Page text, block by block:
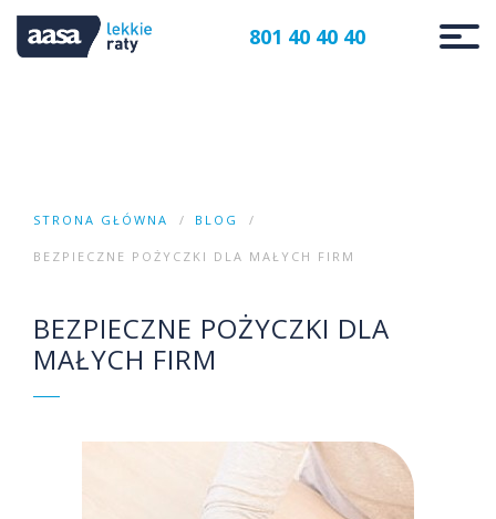
801 40 40 40
STRONA GŁÓWNA BLOG
BEZPIECZNE POŻYCZKI DLA MAŁYCH FIRM
BEZPIECZNE POŻYCZKI DLA
MAŁYCH FIRM